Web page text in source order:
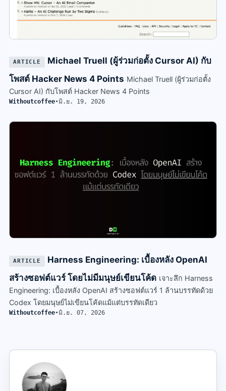
ARTICLE
Michael Truell (ผู้ร่วมก่อตั้ง Cursor AI) กับ
โพสต์ Hacker News 4 Points Michael Truell (ผู้ร่วมก่อตั้ง
Cursor AI) กับโพสต์ Hacker News 4 Points
Withoutcoffee•มิ.ย. 19, 2026
ARTICLE
Harness Engineering: เบื้องหลัง OpenAI
สร้างซอฟต์แวร์ โดยไม่มีมนุษย์เขียนโค้ด เจาะลึก Harness
Engineering: เบื้องหลัง OpenAI สร้างซอฟต์แวร์ 1 ล้านบรรทัดด้วย
Codex โดยมนุษย์ไม่เขียนโค้ดแม้แต่บรรทัดเดียว
Withoutcoffee•มิ.ย. 07, 2026